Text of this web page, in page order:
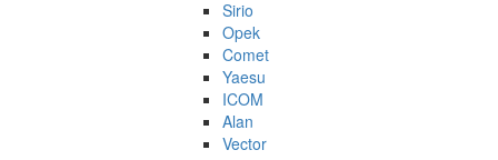
Sirio
Opek
Comet
Yaesu
ICOM
Alan
Vector